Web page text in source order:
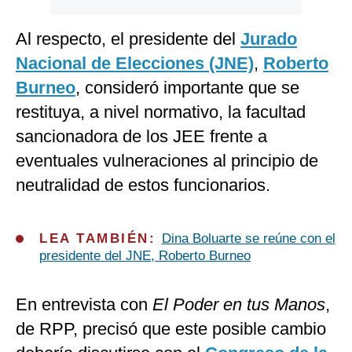
Al respecto, el presidente del Jurado
Nacional de Elecciones (JNE), Roberto
Burneo, consideró importante que se
restituya, a nivel normativo, la facultad
sancionadora de los JEE frente a
eventuales vulneraciones al principio de
neutralidad de estos funcionarios.
LEA TAMBIÉN:
Dina Boluarte se reúne con el
presidente del JNE, Roberto Burneo
En entrevista con El Poder en tus Manos,
de RPP, precisó que este posible cambio